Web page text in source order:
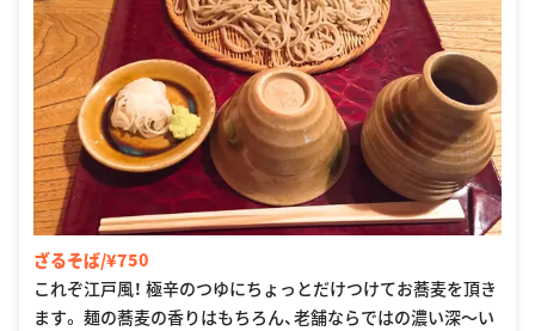
ざるそば/¥750
これぞ江戸風！ 極辛のつゆにちょっとだけつけてお蕎麦を頂き
ます。 麺の蕎麦の香りはもちろん、老舗ならではの濃い深〜い